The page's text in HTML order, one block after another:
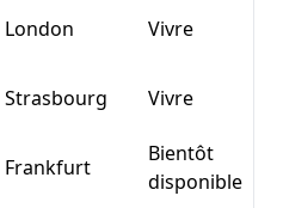
London Vivre
Strasbourg Vivre
Frankfurt
Bientôt
disponible